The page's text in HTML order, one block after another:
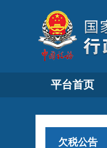
平台首页
欠税公告